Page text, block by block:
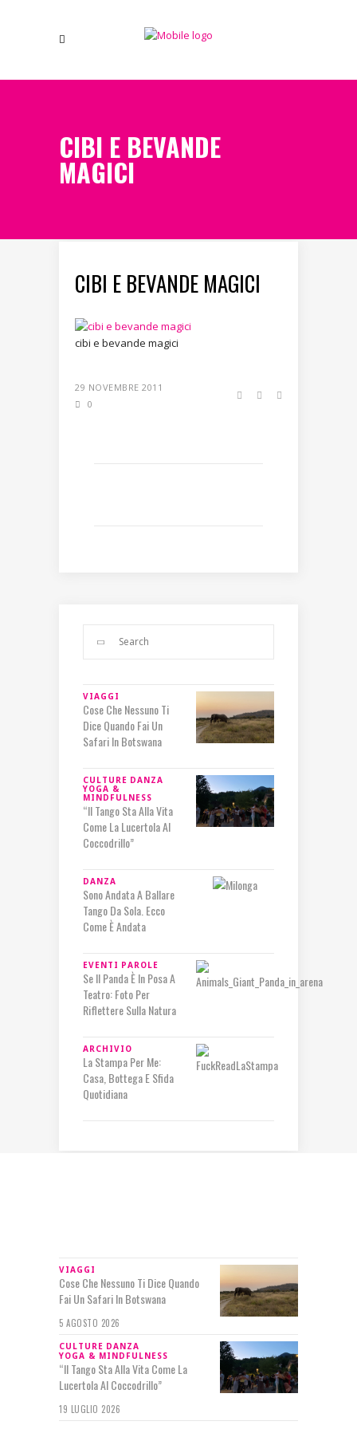
CIBI E BEVANDE
MAGICI
CIBI E BEVANDE MAGICI
cibi e bevande magici
29 NOVEMBRE 2011
0
VIAGGI
Cose Che Nessuno Ti
Dice Quando Fai Un
Safari In Botswana
CULTURE DANZA
YOGA &
MINDFULNESS
“Il Tango Sta Alla Vita
Come La Lucertola Al
Coccodrillo”
DANZA
Sono Andata A Ballare
Tango Da Sola. Ecco
Come È Andata
EVENTI PAROLE
Se Il Panda È In Posa A
Teatro: Foto Per
Riflettere Sulla Natura
ARCHIVIO
La Stampa Per Me:
Casa, Bottega E Sfida
Quotidiana
VIAGGI
Cose Che Nessuno Ti Dice Quando
Fai Un Safari In Botswana
5 AGOSTO 2026
CULTURE DANZA
YOGA & MINDFULNESS
“Il Tango Sta Alla Vita Come La
Lucertola Al Coccodrillo”
19 LUGLIO 2026